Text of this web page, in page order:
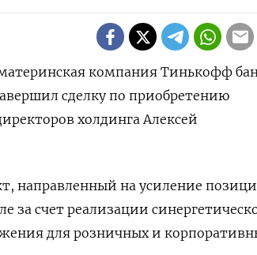
компания Тинькофф
сделку по приобретению
холдинга Алексей
направленный на усиление
счет реализации
для розничных и